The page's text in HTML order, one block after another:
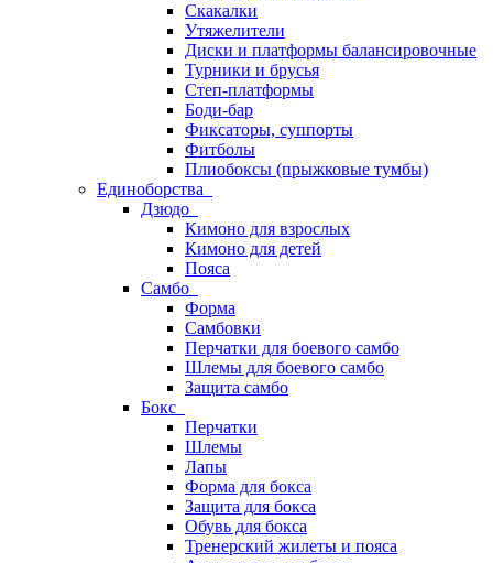
Скакалки
Утяжелители
Диски и платформы балансировочные
Турники и брусья
Степ-платформы
Боди-бар
Фиксаторы, суппорты
Фитболы
Плиобоксы (прыжковые тумбы)
Единоборства
Дзюдо
Кимоно для взрослых
Кимоно для детей
Пояса
Самбо
Форма
Самбовки
Перчатки для боевого самбо
Шлемы для боевого самбо
Защита самбо
Бокс
Перчатки
Шлемы
Лапы
Форма для бокса
Защита для бокса
Обувь для бокса
Тренерский жилеты и пояса